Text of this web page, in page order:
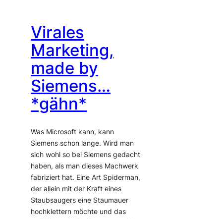
Virales
Marketing,
made by
Siemens…
*gähn*
Was Microsoft kann, kann
Siemens schon lange. Wird man
sich wohl so bei Siemens gedacht
haben, als man dieses Machwerk
fabriziert hat. Eine Art Spiderman,
der allein mit der Kraft eines
Staubsaugers eine Staumauer
hochklettern möchte und das